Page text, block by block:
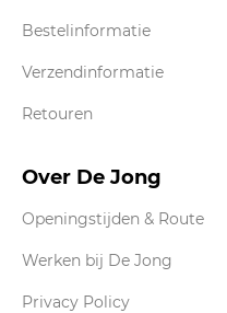
Bestelinformatie
Verzendinformatie
Retouren
Over De Jong
Openingstijden & Route
Werken bij De Jong
Privacy Policy